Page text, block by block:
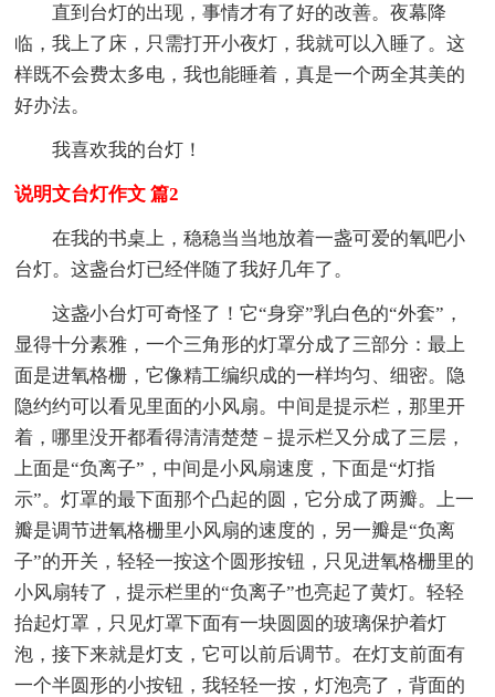
直到台灯的出现，事情才有了好的改善。夜幕降
临，我上了床，只需打开小夜灯，我就可以入睡了。这
样既不会费太多电，我也能睡着，真是一个两全其美的
好办法。
我喜欢我的台灯！
说明文台灯作文 篇2
在我的书桌上，稳稳当当地放着一盏可爱的氧吧小
台灯。这盏台灯已经伴随了我好几年了。
这盏小台灯可奇怪了！它“身穿”乳白色的“外套”，
显得十分素雅，一个三角形的灯罩分成了三部分：最上
面是进氧格栅，它像精工编织成的一样均匀、细密。隐
隐约约可以看见里面的小风扇。中间是提示栏，那里开
着，哪里没开都看得清清楚楚－提示栏又分成了三层，
上面是“负离子”，中间是小风扇速度，下面是“灯指
示”。灯罩的最下面那个凸起的圆，它分成了两瓣。上一
瓣是调节进氧格栅里小风扇的速度的，另一瓣是“负离
子”的开关，轻轻一按这个圆形按钮，只见进氧格栅里的
小风扇转了，提示栏里的“负离子”也亮起了黄灯。轻轻
抬起灯罩，只见灯罩下面有一块圆圆的玻璃保护着灯
泡，接下来就是灯支，它可以前后调节。在灯支前面有
一个半圆形的小按钮，我轻轻一按，灯泡亮了，背面的